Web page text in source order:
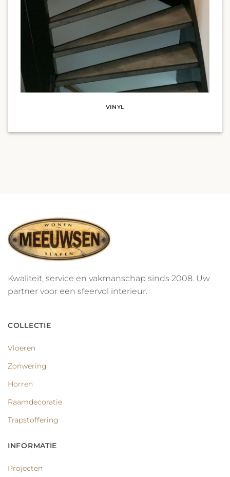
VINYL
Kwaliteit, service en vakmanschap sinds 2008. Uw
partner voor een sfeervol interieur.
COLLECTIE
Vloeren
Zonwering
Horren
Raamdecoratie
Trapstoffering
INFORMATIE
Projecten